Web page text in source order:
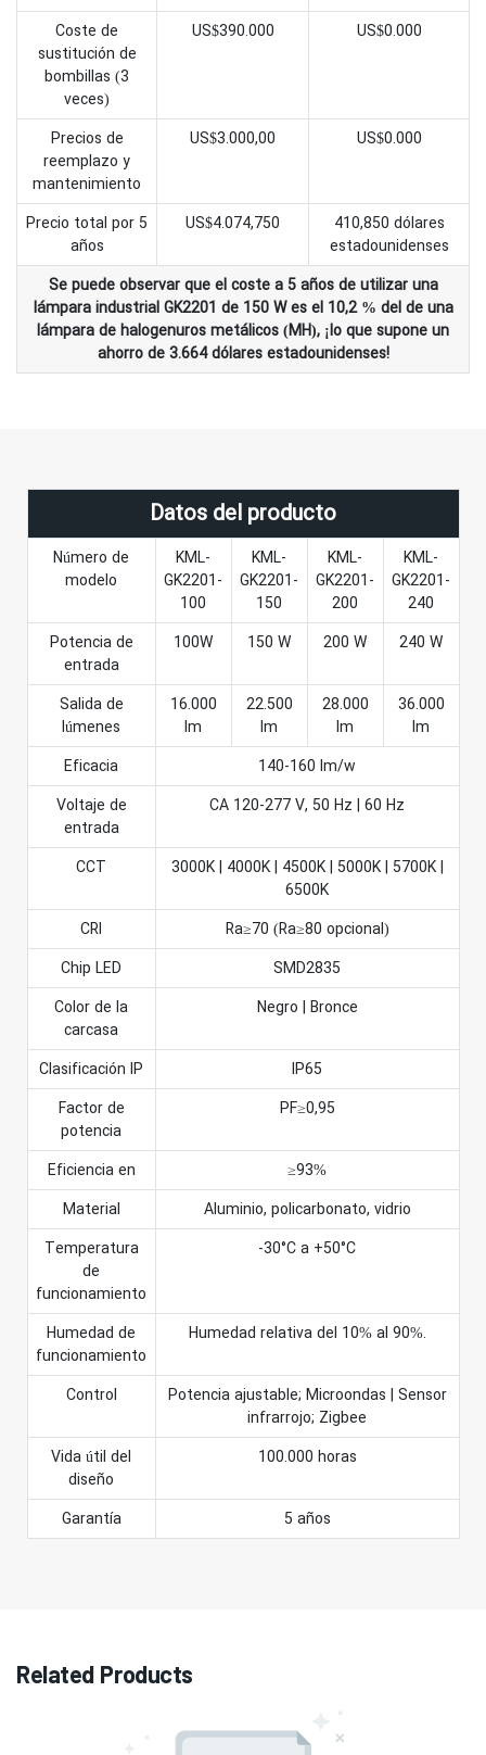
Coste de
sustitución de
bombillas (3
veces)
US$390.000 US$0.000
Precios de
reemplazo y
mantenimiento
US$3.000,00 US$0.000
Precio total por 5
años
US$4.074,750
410,850 dólares
estadounidenses
Se puede observar que el coste a 5 años de utilizar una
lámpara industrial GK2201 de 150 W es el 10,2 % del de una
lámpara de halogenuros metálicos (MH), ¡lo que supone un
ahorro de 3.664 dólares estadounidenses!
Datos del producto
Número de
modelo
KML-
GK2201-
100
KML-
GK2201-
150
KML-
GK2201-
200
KML-
GK2201-
240
Potencia de
entrada
100W 150 W 200 W 240 W
Salida de
lúmenes
16.000
lm
22.500
lm
28.000
lm
36.000
lm
Eficacia
140-160 lm/w
Voltaje de
entrada
CA 120-277 V, 50 Hz | 60 Hz
CCT
3000K | 4000K | 4500K | 5000K | 5700K |
6500K
CRI
Ra≥70 (Ra≥80 opcional)
Chip LED
SMD2835
Color de la
carcasa
Negro | Bronce
Clasificación IP
IP65
Factor de
potencia
PF≥0,95
Eficiencia en
≥93%
Material
Aluminio, policarbonato, vidrio
Temperatura
de
funcionamiento
-30°C a +50°C
Humedad de
funcionamiento
Humedad relativa del 10% al 90%.
Control
Potencia ajustable; Microondas | Sensor
infrarrojo; Zigbee
Vida útil del
diseño
100.000 horas
Garantía 5 años
Related Products